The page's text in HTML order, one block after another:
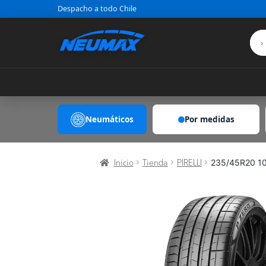
Saltar al contenidoDespacho a todo Chile
Neumáticos Por medidas
Inicio Tienda PIRELLI 235/45R20